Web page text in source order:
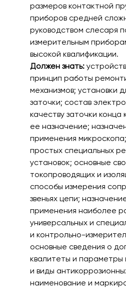
размеров контактной
приборов средней
руководством слесаря
измерительным
высокой квалификации.
Должен знать:
принцип работы
механизмов; установки
заточки; состав
качеству заточки
ее назначение;
применения
простых специальных
установок; основные
токопроводящих и
способы измерения
звеньях цепи;
применения наиболее
универсальных и
и контрольно-
основные сведения о
квалитеты и
и виды
наименование и